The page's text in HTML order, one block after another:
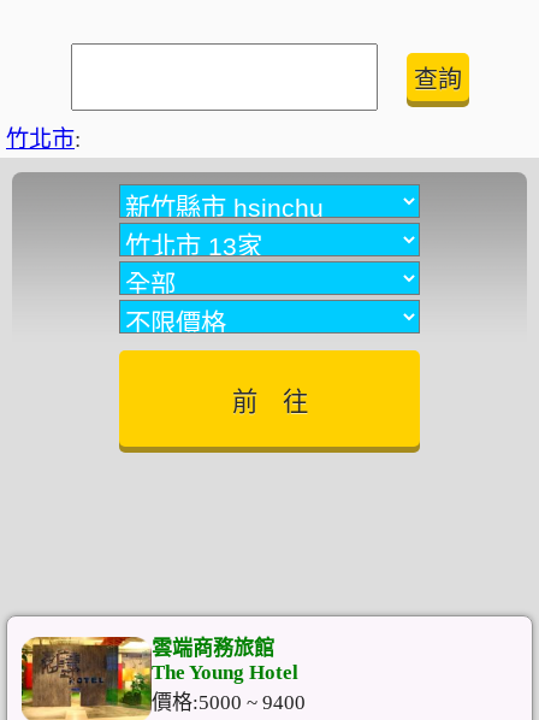
竹北市:
雲端商務旅館
The Young Hotel
價格:5000 ~ 9400